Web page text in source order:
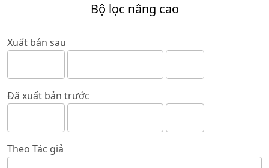
Bộ lọc nâng cao
Xuất bản sau
Đã xuất bản trước
Theo Tác giả